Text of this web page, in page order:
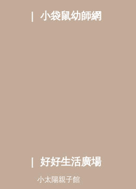
小袋鼠幼師網
好好生活廣場
小太陽親子館